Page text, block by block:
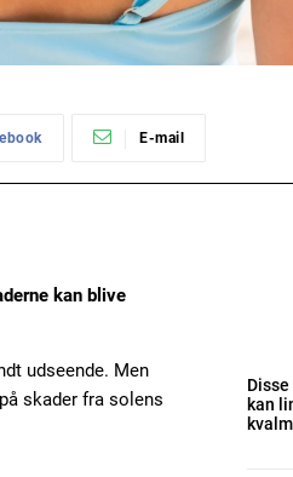
E-mail
kan blive
udseende. Men
skader fra solens
kan